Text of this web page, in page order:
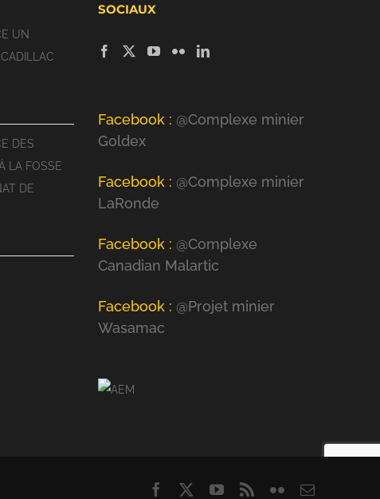
UN
DES
LA FOSSE
DE
SOCIAUX
Facebook : @Complexe minier
Goldex
Facebook : @Complexe minier
LaRonde
Facebook : @Complexe
Canadian Malartic
Facebook : @Projet minier
Wasamac
Facebook YouTube
Rss FlickrEmail